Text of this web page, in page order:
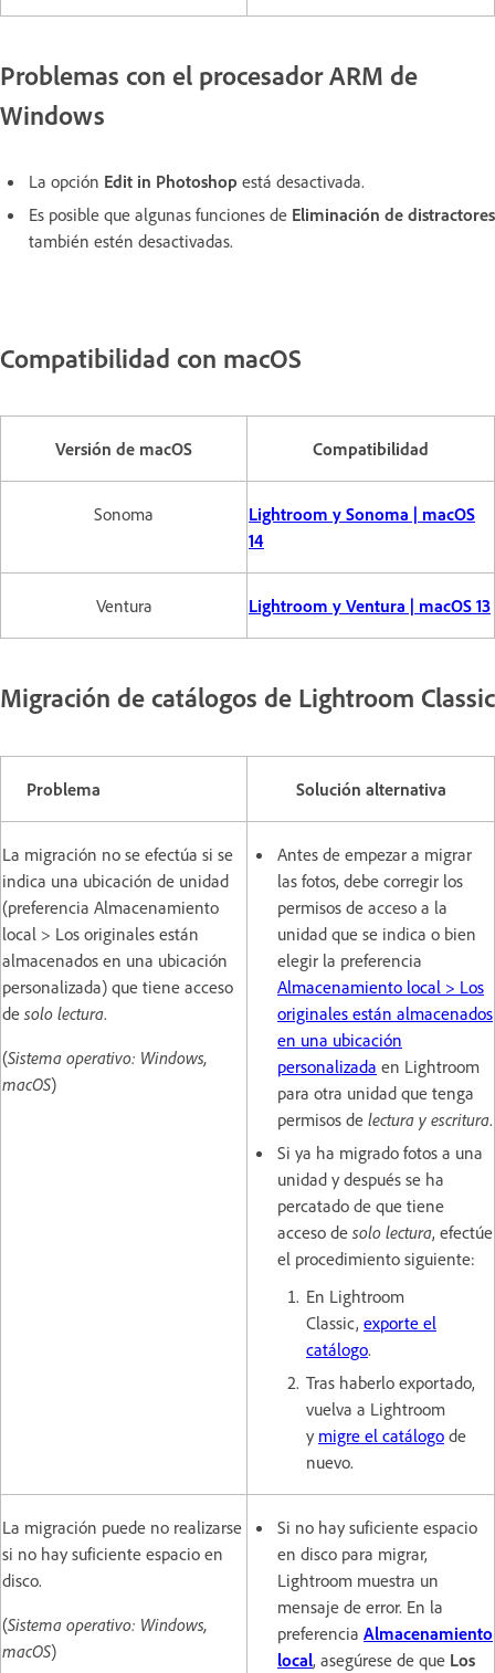
Problemas con el procesador ARM de
Windows
La opción Edit in Photoshop está desactivada.
Es posible que algunas funciones de Eliminación de distractores
también estén desactivadas.
Compatibilidad con macOS
Versión de macOS Compatibilidad
Sonoma
Lightroom y Sonoma | macOS
14
Ventura Lightroom y Ventura | macOS 13
Migración de catálogos de Lightroom Classic
Problema Solución alternativa
La migración no se efectúa si se
indica una ubicación de unidad
(preferencia Almacenamiento
local > Los originales están
almacenados en una ubicación
personalizada) que tiene acceso
de solo lectura.
(Sistema operativo: Windows,
macOS)
Antes de empezar a migrar
las fotos, debe corregir los
permisos de acceso a la
unidad que se indica o bien
elegir la preferencia
Almacenamiento local > Los
originales están almacenados
en una ubicación
personalizada en Lightroom
para otra unidad que tenga
permisos de lectura y escritura.
Si ya ha migrado fotos a una
unidad y después se ha
percatado de que tiene
acceso de solo lectura, efectúe
el procedimiento siguiente:
En Lightroom
Classic, exporte el
catálogo.
Tras haberlo exportado,
vuelva a Lightroom
y migre el catálogo de
nuevo.
La migración puede no realizarse
si no hay suficiente espacio en
disco.
(Sistema operativo: Windows,
macOS)
Si no hay suficiente espacio
en disco para migrar,
Lightroom muestra un
mensaje de error. En la
preferencia Almacenamiento
local, asegúrese de que Los